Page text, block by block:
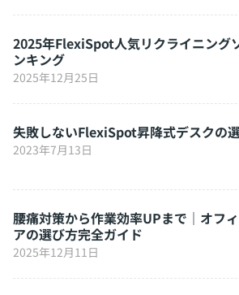
2025年FlexiSpot人気リクライニング
ンキング
2025年12月25日
失敗しないFlexiSpot昇降式デスクの
2023年7月13日
腰痛対策から作業効率UPまで｜オフ
アの選び方完全ガイド
2025年12月11日